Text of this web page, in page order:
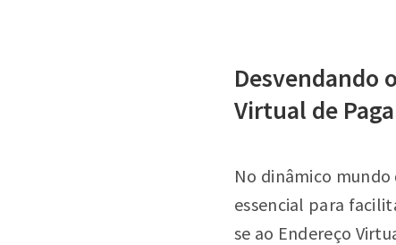
Desvendando
Virtual de
No dinâmico
essencial para
se ao Endereço